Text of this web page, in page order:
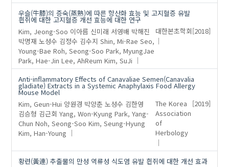
우슬(牛膝)의 증숙(蒸熟)에 따른 항산화 효능 및 고지혈증 유발
흰쥐에 대한 고지혈증 개선 효능에 대한 연구
Kim, Jeong-Soo 이아름 신미래 서영배 박해진
박명재 노성수 김정수 김수지 Shin, Mi-Rae Seo,
Young-Bae Roh, Seong-Soo Park, MyungJae
Park, Hae-Jin Lee, AhReum Kim, SuJi
대한본초학회[2018]
Anti-inflammatory Effects of Canavaliae Semen(Canavalia
gladiate) Extracts in a Systemic Anaphylaxis Food Allergy
Mouse Model
Kim, Geun-Hui 양원경 박양춘 노성수 김한영
김승형 김근회 Yang, Won-Kyung Park, Yang-
Chun Noh, Seong-Soo Kim, Seung-Hyung
Kim, Han-Young
The Korea
Association
of
Herbology
[2019]
황련(黃連) 추출물의 만성 역류성 식도염 유발 흰쥐에 대한 개선 효과